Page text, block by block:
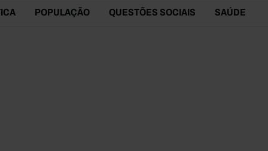
POPULAÇÃO QUESTÕES SOCIAIS SAÚDE